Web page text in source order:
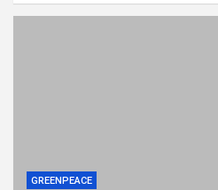
GREENPEACE